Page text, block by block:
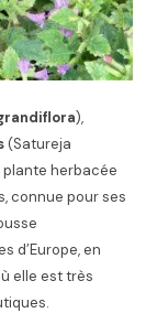
),
(Satureja
plante herbacée
connue pour ses
d’Europe, en
elle est très